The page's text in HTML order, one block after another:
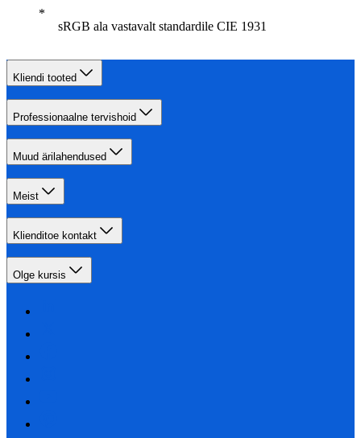
sRGB ala vastavalt standardile CIE 1931
Kliendi tooted
Professionaalne tervishoid
Muud ärilahendused
Meist
Klienditoe kontakt
Olge kursis